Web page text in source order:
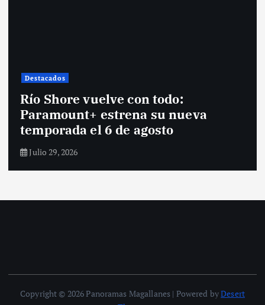
Anota este estreno: Dexter vuelve a
Nueva York en la segunda
temporada de “Dexter:
Resurrection”
Julio 28, 2026
Copyright © 2026 Panoramas Magallanes | Powered byDesert